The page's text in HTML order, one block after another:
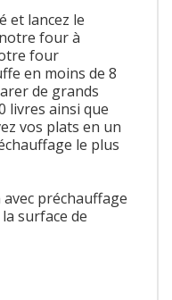
et lancez le
four à
four
en moins de 8
de grands
livres ainsi que
vos plats en un
le plus
préchauffage
surface de